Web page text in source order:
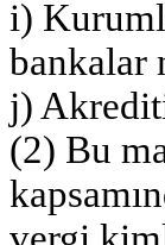
i)
bankalar
j)
(2) Bu